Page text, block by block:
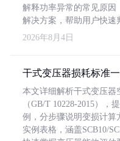
解释功率异常的常见原因
解决方案，帮助用户快速
2026年8月4日
干式变压器损耗标准
本文详细解析干式变压器
（GB/T 10228-2015），
例，分步骤说明变损计算
实例表格，涵盖SCB10/